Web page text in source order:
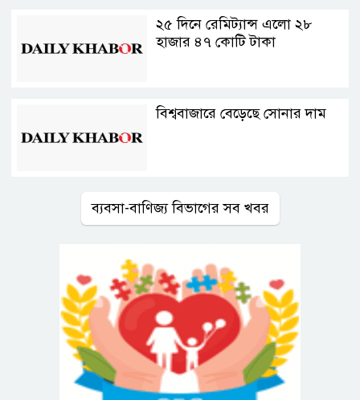
২৫ দিনে রেমিট্যান্স এলো ২৮
হাজার ৪৭ কোটি টাকা
বিশ্ববাজারে বেড়েছে সোনার দাম
ব্যবসা-বাণিজ্য বিভাগের সব খবর